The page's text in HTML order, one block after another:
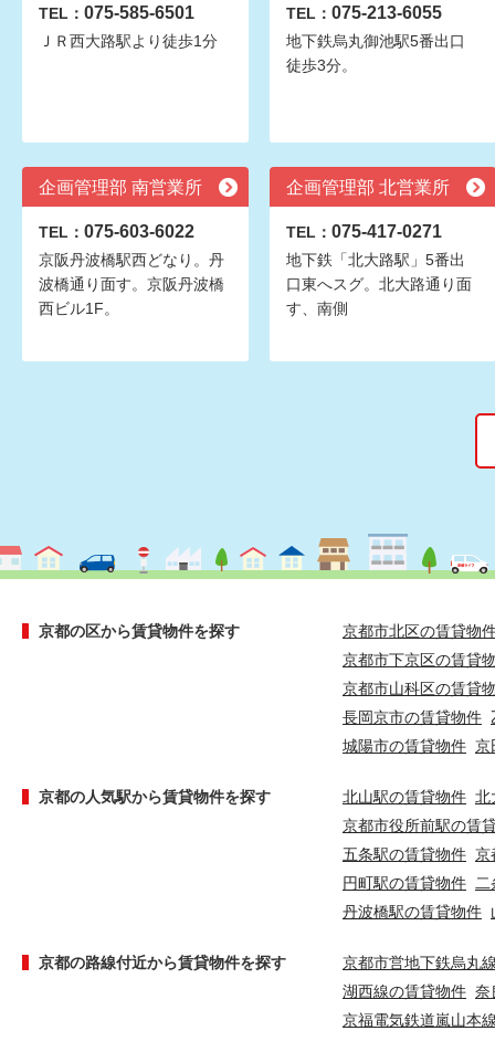
TEL： 075-585-6501
ＪＲ西大路駅より徒歩1分
TEL： 075-213-6055
地下鉄烏丸御池駅5番出口
徒歩3分。
企画管理部 南営業所
TEL： 075-603-6022
京阪丹波橋駅西どなり。丹
波橋通り面す。京阪丹波橋
西ビル1F。
企画管理部 北営業所
TEL： 075-417-0271
地下鉄「北大路駅」5番出
口東へスグ。北大路通り面
す、南側
京都の区から賃貸物件を探す
京都市北区の賃貸物
京都市下京区の賃貸
京都市山科区の賃貸
長岡京市の賃貸物件
城陽市の賃貸物件 京
京都の人気駅から賃貸物件を探す 北山駅の賃貸物件 北
京都市役所前駅の賃
五条駅の賃貸物件 京
円町駅の賃貸物件
丹波橋駅の賃貸物件
京都の路線付近から賃貸物件を探す
京都市営地下鉄烏丸
湖西線の賃貸物件 奈
京福電気鉄道嵐山本